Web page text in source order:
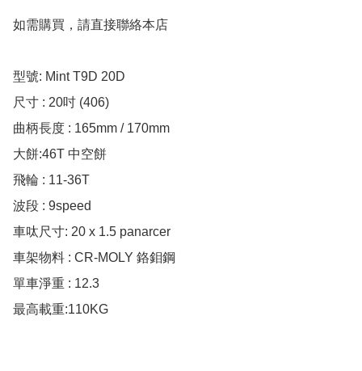
如需購買，請直接聯絡本店
型號: Mint T9D 20D
尺寸 : 20吋 (406)
曲柄長度 : 165mm / 170mm
大餅:46T 中空餅
飛輪 : 11-36T
波段 : 9speed
車呔尺寸: 20 x 1.5 panarcer
車架物料 : CR-MOLY 鉻鉬鋼
單車淨重 : 12.3